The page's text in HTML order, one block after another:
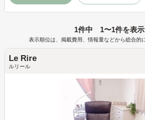
1件中 1〜1件を表示
表示順位は、掲載費用、情報量などから総合的
Le Rire
ルリール